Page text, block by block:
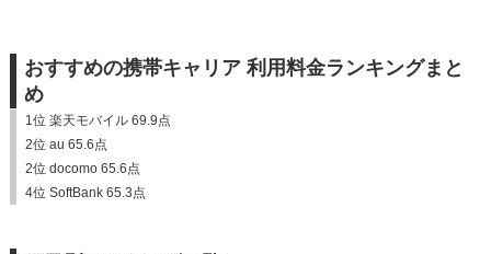
おすすめの携帯キャリア 利用料金ランキングまと
め
1位 楽天モバイル 69.9点
2位 au 65.6点
2位 docomo 65.6点
4位 SoftBank 65.3点